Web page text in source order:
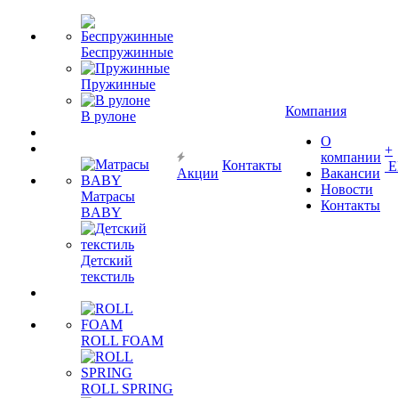
Беспружинные
Пружинные
В рулоне
Матрасы
BABY
Детский
текстиль
ROLL FOAM
ROLL SPRING
Акции
Контакты
Компания
О
компании
Вакансии
Новости
Контакты
+